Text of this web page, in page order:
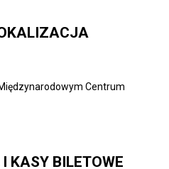
Centrum
KASY BILETOWE